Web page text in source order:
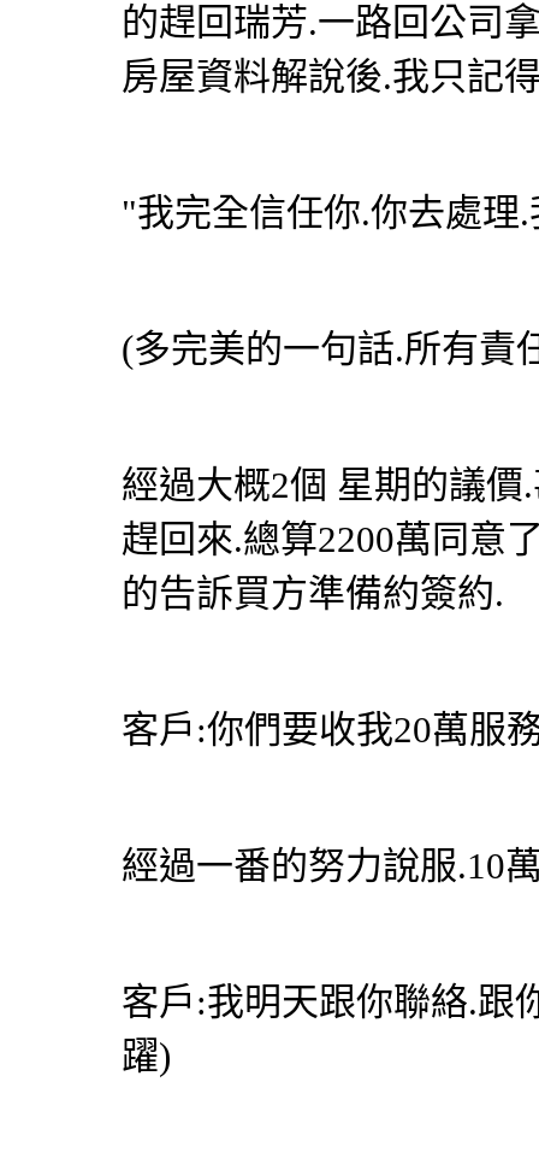
的趕回瑞芳.一路回公司
房屋資料解說後.我只記
"我完全信任你.你去處理
(多完美的一句話.所有責
經過大概2個 星期的議
趕回來.總算2200萬同意
的告訴買方準備約簽約.
客戶:你們要收我20萬服
經過一番的努力說服.10
客戶:我明天跟你聯絡.跟
躍)